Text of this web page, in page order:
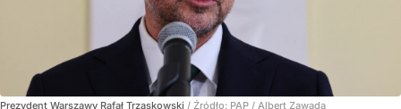
Prezydent Warszawy Rafał Trzaskowski / Źródło: PAP / Albert Zawada